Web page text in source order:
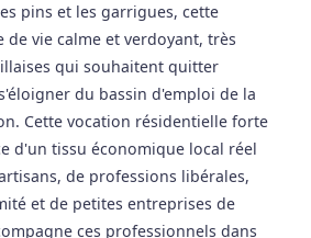
pins et les garrigues, cette
vie calme et verdoyant, très
qui souhaitent quitter
du bassin d'emploi de la
Cette vocation résidentielle forte
d'un tissu économique local réel
de professions libérales,
et de petites entreprises de
ces professionnels dans